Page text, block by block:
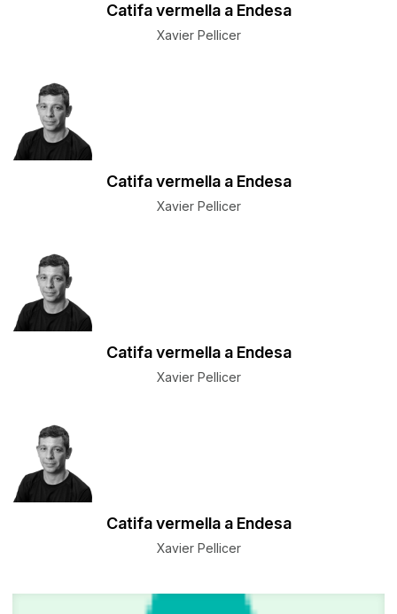
Catifa vermella a Endesa
Xavier Pellicer
Catifa vermella a Endesa
Xavier Pellicer
Catifa vermella a Endesa
Xavier Pellicer
Catifa vermella a Endesa
Xavier Pellicer